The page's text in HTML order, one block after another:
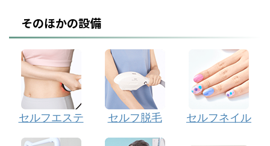
そのほかの設備
セルフエステ セルフ脱毛 セルフネイル